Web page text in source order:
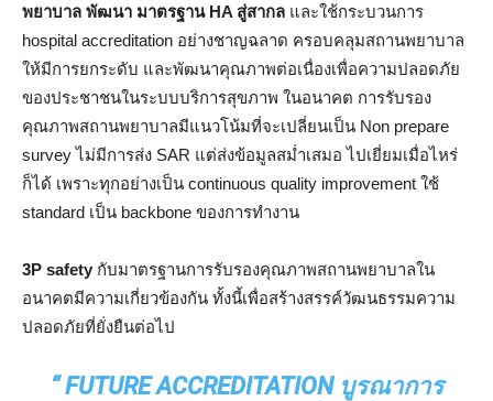
พยาบาล พัฒนา มาตรฐาน HA สู่สากล และใช้กระบวนการ
hospital accreditation อย่างชาญฉลาด ครอบคลุมสถานพยาบาล
ให้มีการยกระดับ และพัฒนาคุณภาพต่อเนื่องเพื่อความปลอดภัย
ของประชาชนในระบบบริการสุขภาพ ในอนาคต การรับรอง
คุณภาพสถานพยาบาลมีแนวโน้มที่จะเปลี่ยนเป็น Non prepare
survey ไม่มีการส่ง SAR แต่ส่งข้อมูลสม่ำเสมอ ไปเยี่ยมเมื่อไหร่
ก็ได้ เพราะทุกอย่างเป็น continuous quality improvement ใช้
standard เป็น backbone ของการทำงาน
3P safety กับมาตรฐานการรับรองคุณภาพสถานพยาบาลใน
อนาคตมีความเกี่ยวข้องกัน ทั้งนี้เพื่อสร้างสรรค์วัฒนธรรมความ
ปลอดภัยที่ยั่งยืนต่อไป
“ FUTURE ACCREDITATION บูรณาการ